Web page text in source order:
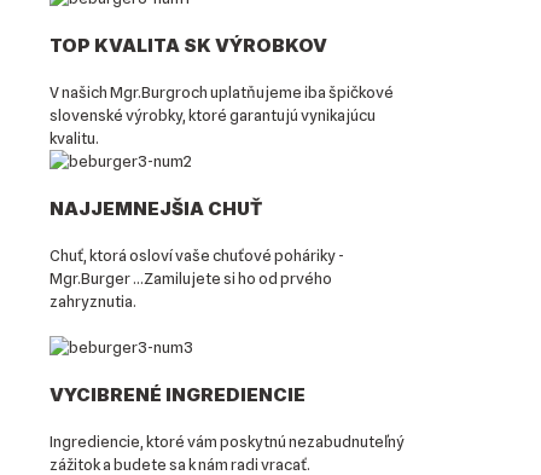
TOP KVALITA SK VÝROBKOV
V našich Mgr.Burgroch uplatňujeme iba špičkové
slovenské výrobky, ktoré garantujú vynikajúcu
kvalitu.
NAJJEMNEJŠIA CHUŤ
Chuť, ktorá osloví vaše chuťové poháriky -
Mgr.Burger ...Zamilujete si ho od prvého
zahryznutia.
VYCIBRENÉ INGREDIENCIE
Ingrediencie, ktoré vám poskytnú nezabudnuteľný
zážitok a budete sa k nám radi vracať.